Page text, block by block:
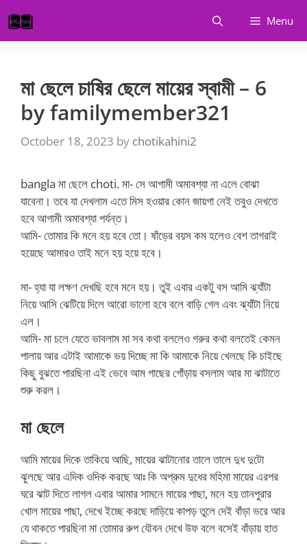
to
content
Menu
মা ছেলে চাষির ছেলে মায়ের স্বামী – 6
by familymember321
October 18, 2023 by chotikahini2
bangla মা ছেলে choti. মা- সে আগামী অমাবশ্যা না এলে বোঝা
যাবেনা। তবে যা দেখলাম এতে মিস হওয়ার কোন জায়গা নেই তবুও দেখতে
হবে আগামী অমাবশ্যা পর্যন্ত।
আমি- তোমার কি মনে হয় হবে তো। ষাঁড়ের বয়স কম হলেও বেশ তাগরাই
হয়েছে আমারও তাই মনে হয় হয়ে হবে।
মা- হ্যা যা লক্ষণ দেখছি হবে মনে হয়। তুই এবার একটু বস আমি ঝ্যাঁটা
নিয়ে আসি ঝেটিয়ে দিলে আরো ভালো হবে বলে বাড়ি গেল এবং ঝ্যাঁটা নিয়ে
এল।
আমি- মা চলে যেতে ভাবলাম মা সব কথা বললেও গরুর কথা বলতেই কেমন
পালায় আর এটাই আমাকে ভয় দিচ্ছে মা কি আমাকে নিয়ে খেলছে কি চাইছে
কিছু বুঝতে পারছিনা এই ভেবে আম গাছের গোঁড়ায় বসলাম আর মা ঝাটাতে
শুরু করল।
মা ছেলে
আমি মায়ের দিকে তাকিয়ে আছি, মায়ের ঝাটানোর তালে তালে দুধ দুটো
ঝুলছে আর এদিক ওদিক করছে আঃ কি অপ্রুম দুধের মহিমা মায়ের এরপর
ঘরে ঝাট দিতে লাগল এবার আমার সামনে মায়ের পাছা, মনে হয় তানপুরার
খোল মায়ের পাছা, দেখে ইচ্ছে করছে দাড়িয়ে কাপড় তুলে দেই বাঁড়া ভরে আর
যে থাকতে পারছিনা মা তোমার রুপ যৌবন দেখে উফ বলে বসেই বাঁড়ায় হাত